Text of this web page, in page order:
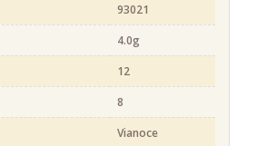
93021
4.0g
12
8
Vianoce